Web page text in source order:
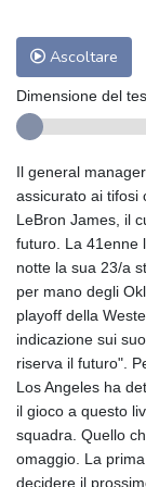
Ascoltare
Dimensione del
Il general
assicurato ai tifosi
LeBron James, il
futuro. La 41enne
notte la sua 23/a
per mano degli
playoff della
indicazione sui
riserva il futuro".
Los Angeles ha
il gioco a questo
squadra. Quello
omaggio. La
decidere il